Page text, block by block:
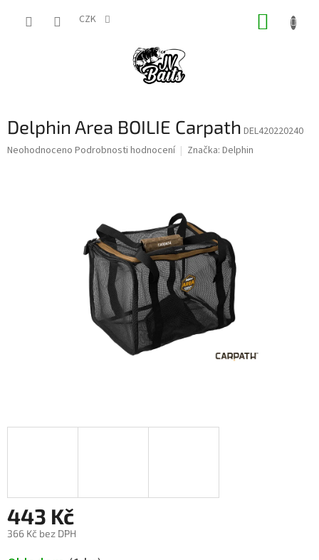
CZK
Delphin Area BOILIE Carpath DEL420220240
Průměrné
Neohodnoceno Podrobnosti hodnocení Značka: Delphin
443 Kč
366 Kč bez DPH